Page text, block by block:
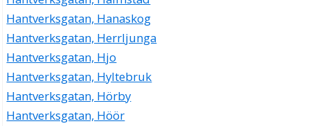
Hantverksgatan, Hanaskog
Hantverksgatan, Herrljunga
Hantverksgatan, Hjo
Hantverksgatan, Hyltebruk
Hantverksgatan, Hörby
Hantverksgatan, Höör